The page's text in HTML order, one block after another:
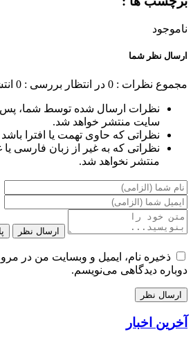
ناموجود
ارسال نظر شما
مجموع نظرات : 0 در انتظار بررسی : 0
نظرات ارسال شده توسط شما، پس
سایت منتشر خواهد شد.
نظراتی که حاوی تهمت یا افترا
نظراتی که به غیر از زبان فارسی یا
منتشر نخواهد شد.
ارسال نظر
ذخیره نام، ایمیل و وبسایت من در
دوباره دیدگاهی می‌نویسم.
آخرین اخبار